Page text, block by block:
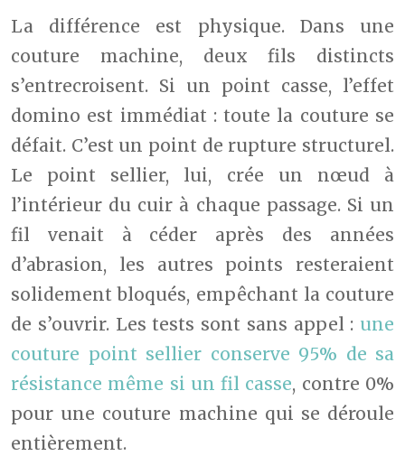
La différence est physique. Dans une
couture machine, deux fils distincts
s’entrecroisent. Si un point casse, l’effet
domino est immédiat : toute la couture se
défait. C’est un point de rupture structurel.
Le point sellier, lui, crée un nœud à
l’intérieur du cuir à chaque passage. Si un
fil venait à céder après des années
d’abrasion, les autres points resteraient
solidement bloqués, empêchant la couture
de s’ouvrir. Les tests sont sans appel : une
couture point sellier conserve 95% de sa
résistance même si un fil casse, contre 0%
pour une couture machine qui se déroule
entièrement.